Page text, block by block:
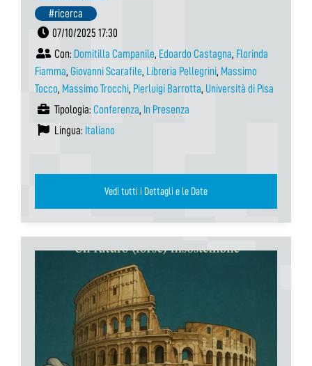
#ricerca
07/10/2025 17:30
Con: Domitilla Campanile, Edoardo Castagna, Florinda
Fiamma, Giovanni Scarafile, Libreria Pellegrini, Massimo
Tocco, Massimo Trocchi, Pierluigi Barrotta, Università di Pisa
Tipologia: Conferenza, In Presenza
Lingua: Italiano
Vedi tutti i Dettagli e le Date